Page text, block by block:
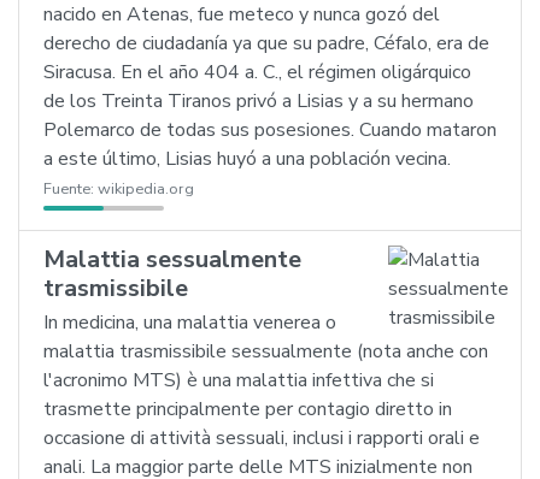
nacido en Atenas, fue meteco y nunca gozó del
derecho de ciudadanía ya que su padre, Céfalo, era de
Siracusa. En el año 404 a. C., el régimen oligárquico
de los Treinta Tiranos privó a Lisias y a su hermano
Polemarco de todas sus posesiones. Cuando mataron
a este último, Lisias huyó a una población vecina.
Fuente: wikipedia.org
Malattia sessualmente
trasmissibile
In medicina, una malattia venerea o
malattia trasmissibile sessualmente (nota anche con
l'acronimo MTS) è una malattia infettiva che si
trasmette principalmente per contagio diretto in
occasione di attività sessuali, inclusi i rapporti orali e
anali. La maggior parte delle MTS inizialmente non